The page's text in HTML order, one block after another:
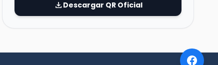
downloadDescargar QR Oficial